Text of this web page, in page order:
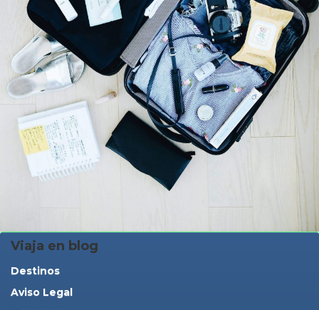
Viaja en blog
Destinos
Aviso Legal